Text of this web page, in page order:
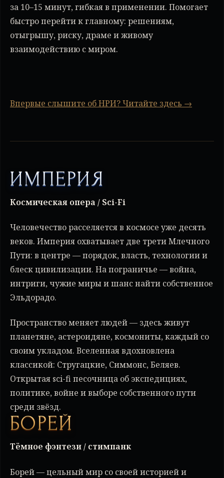
за 10–15 минут, гибкая в применении. Помогает
быстро перейти к главному: решениям,
отыгрышу, риску, драме и живому
взаимодействию с миром.
Впервые слышите об НРИ? Читайте здесь →
ИМПЕРИЯ
Космическая опера / Sci-Fi
Человечество расселяется в космосе уже десять
веков. Империя охватывает две трети Млечного
Пути: в центре — порядок, власть, технологии и
блеск цивилизации. На пограничье — война,
интриги, чужие миры и шанс найти собственное
Эльдорадо.
Пространство меняет людей — здесь живут
планетяне, астероидяне, космониты, каждый со
своим укладом. Вселенная вдохновлена
классикой: Стругацкие, Симмонс, Беляев.
Открытая sci-fi песочница об экспедициях,
политике, войне и выборе собственного пути
среди звёзд.
БОРЕЙ
Тёмное фэнтези / стимпанк
Борей — цельный мир со своей историей и